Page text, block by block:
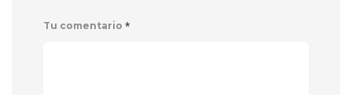
Tu comentario *